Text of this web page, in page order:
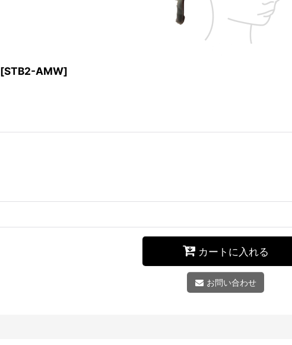
[STB2-AMW]
カートに入れる
お問い合わせ